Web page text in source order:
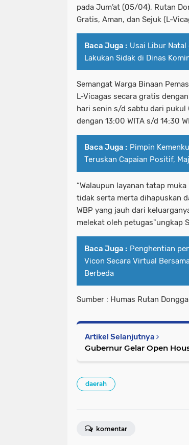
pada Jum’at (05/04), Rutan
Gratis, Aman, dan Sejuk (L-
Baca Juga : Usai Libur Natal
Lakukan Sidak di Dinas
Semangat Warga Binaan
L-Vicagas secara gratis
hari senin s/d sabtu dari pukul
dengan 13:00 WITA s/d 14:30
Baca Juga : Pimpin
Teruskan Capaian Positif,
“Walaupun layanan tatap
tidak serta merta dihapuskan
WBP yang jauh dari
melekat oleh petugas"ungkap
Baca Juga : Penghentian
Vicon Secara Virtual
Berbeda
Sumber : Humas Rutan
Artikel Selanjutnya
Gubernur Gelar Open
daerah
komentar